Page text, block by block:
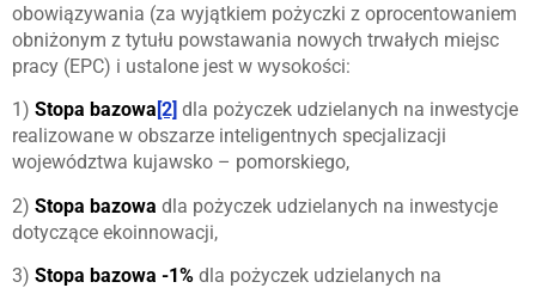
obowiązywania (za wyjątkiem pożyczki z oprocentowaniem
obniżonym z tytułu powstawania nowych trwałych miejsc
pracy (EPC) i ustalone jest w wysokości:
1) Stopa bazowa [2] dla pożyczek udzielanych na inwestycje
realizowane w obszarze inteligentnych specjalizacji
województwa kujawsko – pomorskiego,
2) Stopa bazowa dla pożyczek udzielanych na inwestycje
dotyczące ekoinnowacji,
3) Stopa bazowa -1% dla pożyczek udzielanych na